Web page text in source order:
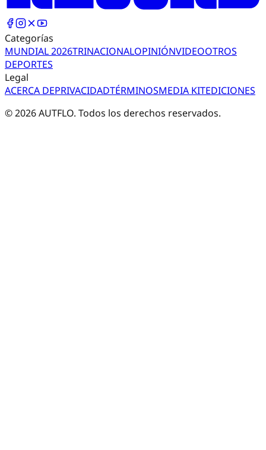
Categorías
MUNDIAL 2026TRINACIONALOPINIÓNVIDEOOTROS
DEPORTES
Legal
ACERCA DEPRIVACIDADTÉRMINOSMEDIA KITEDICIONES
©2026AUTFLO. Todos los derechos reservados.